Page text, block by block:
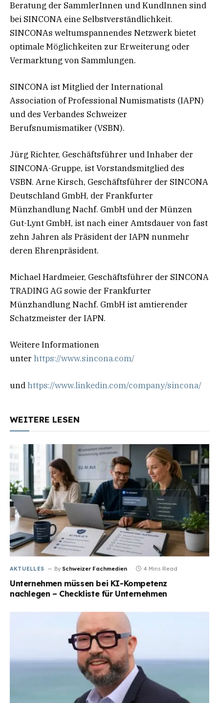
Beratung der SammlerInnen und KundInnen sind
bei SINCONA eine Selbstverständlichkeit.
SINCONAs weltumspannendes Netzwerk bietet
optimale Möglichkeiten zur Erweiterung oder
Vermarktung von Sammlungen.
SINCONA ist Mitglied der International
Association of Professional Numismatists (IAPN)
und des Verbandes Schweizer
Berufsnumismatiker (VSBN).
Jürg Richter, Geschäftsführer und Inhaber der
SINCONA-Gruppe, ist Vorstandsmitglied des
VSBN. Arne Kirsch, Geschäftsführer der SINCONA
Deutschland GmbH, der Frankfurter
Münzhandlung Nachf. GmbH und der Münzen
Gut-Lynt GmbH, ist nach einer Amtsdauer von fast
zehn Jahren als Präsident der IAPN nunmehr
deren Ehrenpräsident.
Michael Hardmeier, Geschäftsführer der SINCONA
TRADING AG sowie der Frankfurter
Münzhandlung Nachf. GmbH ist amtierender
Schatzmeister der IAPN.
Weitere Informationen
unter https://www.sincona.com/
undhttps://www.linkedin.com/company/sincona/
WEITERE LESEN
AKTUELLES By Schweizer Fachmedien 4 Mins Read
Unternehmen müssen bei KI-Kompetenz
nachlegen – Checkliste für Unternehmen